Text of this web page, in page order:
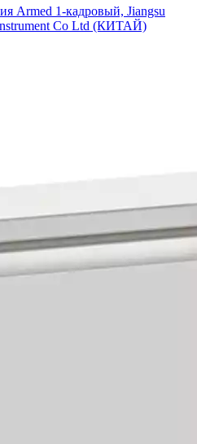
Armed 1-кадровый, Jiangsu
Co Ltd (КИТАЙ)